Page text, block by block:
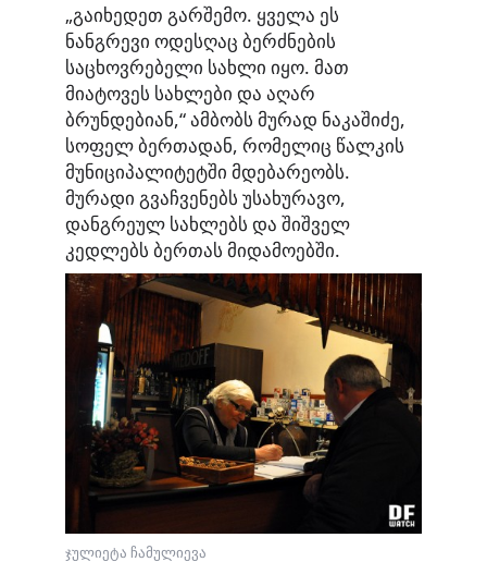
„გაიხედეთ გარშემო. ყველა ეს
ნანგრევი ოდესღაც ბერძნების
საცხოვრებელი სახლი იყო. მათ
მიატოვეს სახლები და აღარ
ბრუნდებიან,“ ამბობს მურად ნაკაშიძე,
სოფელ ბერთადან, რომელიც წალკის
მუნიციპალიტეტში მდებარეობს.
მურადი გვაჩვენებს უსახურავო,
დანგრეულ სახლებს და შიშველ
კედლებს ბერთას მიდამოებში.
ჯულიეტა ჩამულიევა